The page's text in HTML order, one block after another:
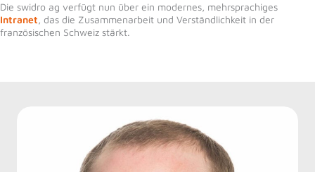
Die swidro ag verfügt nun über ein modernes, mehrsprachiges
Intranet , das die Zusammenarbeit und Verständlichkeit in der
französischen Schweiz stärkt.